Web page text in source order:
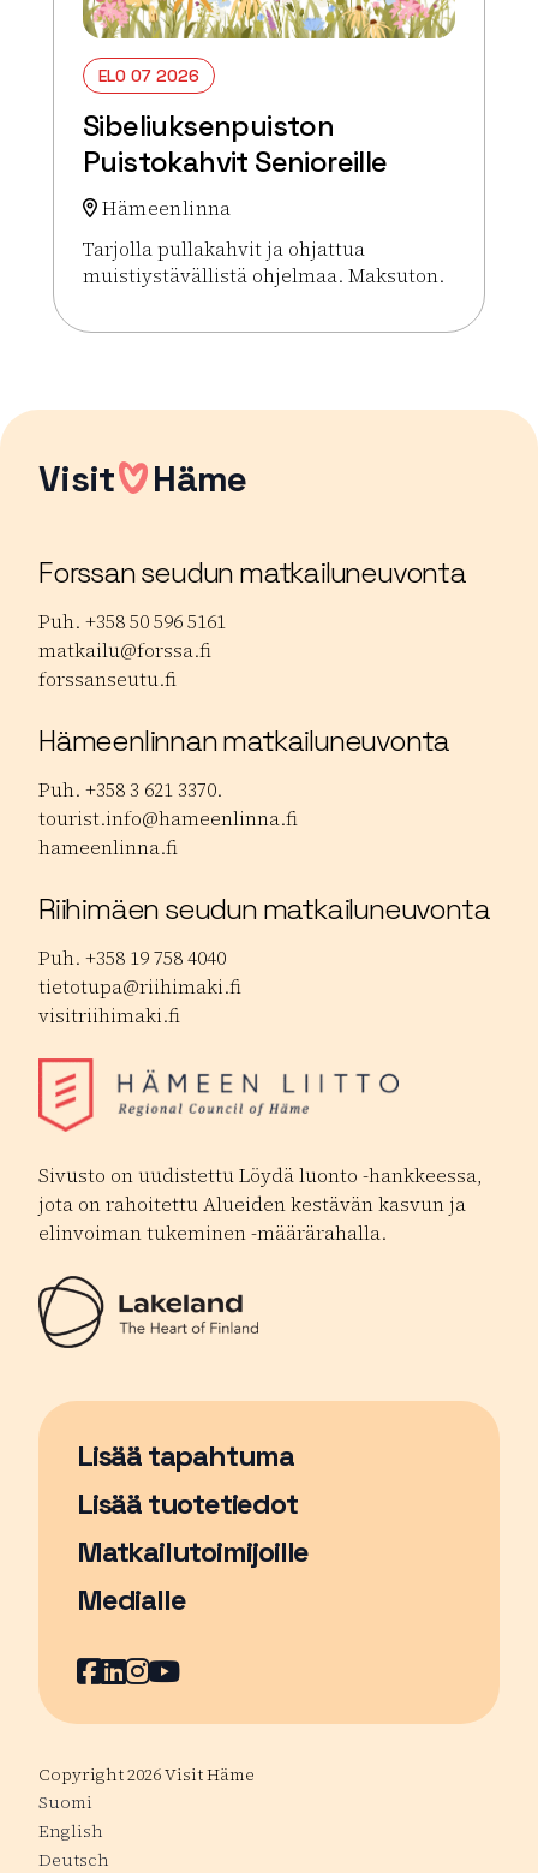
ELO 07 2026
Sibeliuksenpuiston
Puistokahvit Senioreille
Hämeenlinna
Tarjolla pullakahvit ja ohjattua
muistiystävällistä ohjelmaa. Maksuton.
Lue lisää tapahtumasta Sibeliuksenpuiston
Visit Häme
Forssan seudun matkailuneuvonta
Puh. +358 50 596 5161
matkailu@forssa.fi
forssanseutu.fi
Hämeenlinnan matkailuneuvonta
Puh. +358 3 621 3370.
tourist.info@hameenlinna.fi
hameenlinna.fi
Riihimäen seudun matkailuneuvonta
Puh. +358 19 758 4040
tietotupa@riihimaki.fi
visitriihimaki.fi
Sivusto on uudistettu Löydä luonto -hankkeessa,
jota on rahoitettu Alueiden kestävän kasvun ja
elinvoiman tukeminen -määrärahalla.
Lisää tapahtuma
Sivu avautuu uudessa ikkunassa
Lisää tuotetiedot
Matkailutoimijoille
Medialle
Facebook
Sivu avautuu uudessa ikkunassa
LinkedIn
Sivu avautuu uudessa ikkunassa
Instagram
Sivu avautuu uudessa
YouTube
Sivu avautuu uudessa
Copyright 2026 Visit Häme
Suomi
English
Deutsch